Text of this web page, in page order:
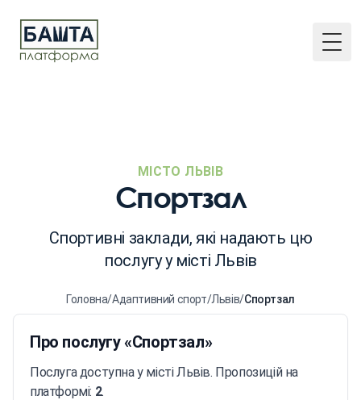
МІСТО ЛЬВІВ
Спортзал
Спортивні заклади, які надають цю
послугу у місті Львів
Головна/Адаптивний спорт/Львів/Спортзал
Про послугу «Спортзал»
Послуга доступна у місті Львів. Пропозицій на
платформі: 2.